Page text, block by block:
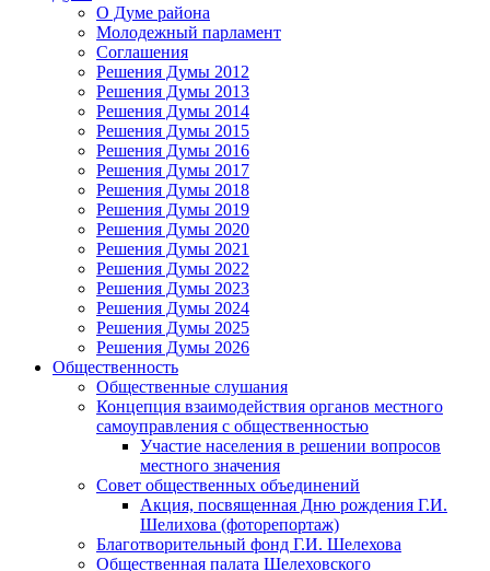
О Думе района
Молодежный парламент
Соглашения
Решения Думы 2012
Решения Думы 2013
Решения Думы 2014
Решения Думы 2015
Решения Думы 2016
Решения Думы 2017
Решения Думы 2018
Решения Думы 2019
Решения Думы 2020
Решения Думы 2021
Решения Думы 2022
Решения Думы 2023
Решения Думы 2024
Решения Думы 2025
Решения Думы 2026
Общественность
Общественные слушания
Концепция взаимодействия органов местного
самоуправления с общественностью
Участие населения в решении вопросов
местного значения
Совет общественных объединений
Акция, посвященная Дню рождения Г.И.
Шелихова (фоторепортаж)
Благотворительный фонд Г.И. Шелехова
Общественная палата Шелеховского